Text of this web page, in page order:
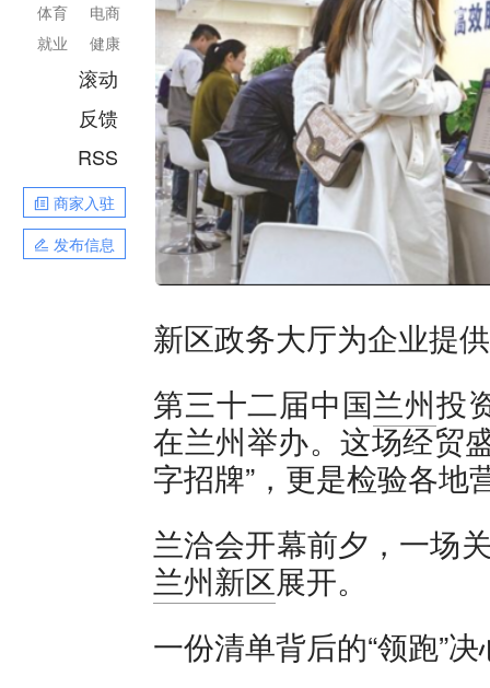
电商
健康
体育
就业
滚动
反馈
RSS
商家入驻
发布信息
新区政务大厅为企业提
第三十二届中国兰州投
在兰州举办。这场经贸
字招牌”，更是检验各地
兰洽会开幕前夕，一场
兰州新区展开。
一份清单背后的“领跑”决